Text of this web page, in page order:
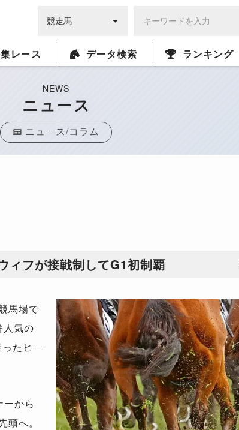
レース データ検索 ランキング
NEWS
ニュース
ニュース/コラム
ィフが接戦制してG1初制覇
馬場で
気の
たヒー
から
へ。